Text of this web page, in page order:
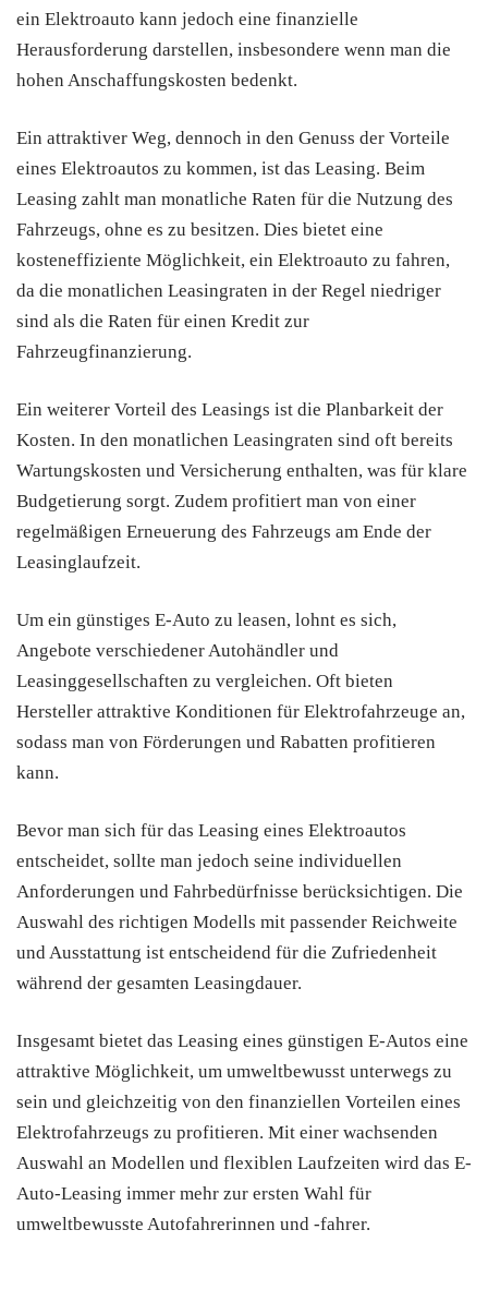
ein Elektroauto kann jedoch eine finanzielle
Herausforderung darstellen, insbesondere wenn man die
hohen Anschaffungskosten bedenkt.
Ein attraktiver Weg, dennoch in den Genuss der Vorteile
eines Elektroautos zu kommen, ist das Leasing. Beim
Leasing zahlt man monatliche Raten für die Nutzung des
Fahrzeugs, ohne es zu besitzen. Dies bietet eine
kosteneffiziente Möglichkeit, ein Elektroauto zu fahren,
da die monatlichen Leasingraten in der Regel niedriger
sind als die Raten für einen Kredit zur
Fahrzeugfinanzierung.
Ein weiterer Vorteil des Leasings ist die Planbarkeit der
Kosten. In den monatlichen Leasingraten sind oft bereits
Wartungskosten und Versicherung enthalten, was für klare
Budgetierung sorgt. Zudem profitiert man von einer
regelmäßigen Erneuerung des Fahrzeugs am Ende der
Leasinglaufzeit.
Um ein günstiges E-Auto zu leasen, lohnt es sich,
Angebote verschiedener Autohändler und
Leasinggesellschaften zu vergleichen. Oft bieten
Hersteller attraktive Konditionen für Elektrofahrzeuge an,
sodass man von Förderungen und Rabatten profitieren
kann.
Bevor man sich für das Leasing eines Elektroautos
entscheidet, sollte man jedoch seine individuellen
Anforderungen und Fahrbedürfnisse berücksichtigen. Die
Auswahl des richtigen Modells mit passender Reichweite
und Ausstattung ist entscheidend für die Zufriedenheit
während der gesamten Leasingdauer.
Insgesamt bietet das Leasing eines günstigen E-Autos eine
attraktive Möglichkeit, um umweltbewusst unterwegs zu
sein und gleichzeitig von den finanziellen Vorteilen eines
Elektrofahrzeugs zu profitieren. Mit einer wachsenden
Auswahl an Modellen und flexiblen Laufzeiten wird das E-
Auto-Leasing immer mehr zur ersten Wahl für
umweltbewusste Autofahrerinnen und -fahrer.